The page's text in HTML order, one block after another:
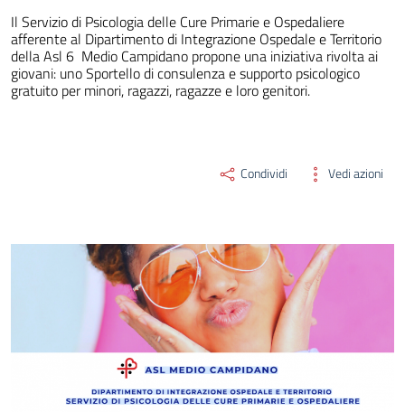
Il Servizio di Psicologia delle Cure Primarie e Ospedaliere
afferente al Dipartimento di Integrazione Ospedale e Territorio
della Asl 6 Medio Campidano propone una iniziativa rivolta ai
giovani: uno Sportello di consulenza e supporto psicologico
gratuito per minori, ragazzi, ragazze e loro genitori.
Condividi Vedi azioni